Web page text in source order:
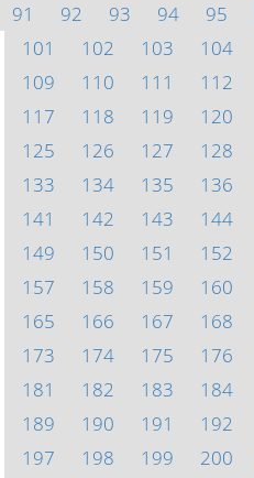
91
92 93 94 95
101
102 103 104
109
110 111 112
117
118 119 120
125
126 127 128
133
134 135 136
141
142 143 144
149
150 151 152
157
158 159 160
165
166 167 168
173
174 175 176
181
182 183 184
189
190 191 192
197
198 199 200